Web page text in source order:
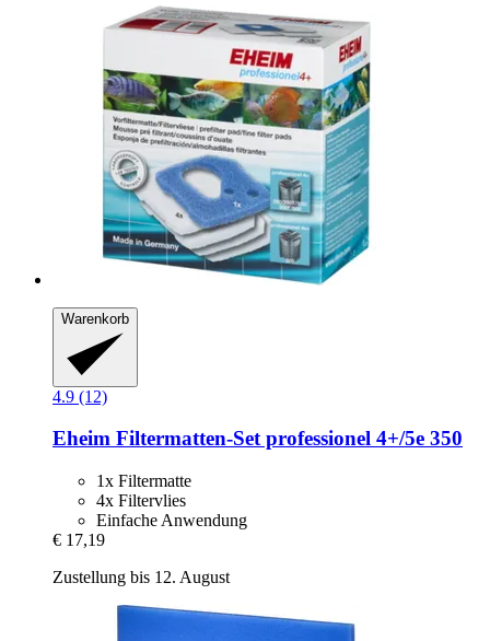
Warenkorb
4.9 (12)
Eheim Filtermatten-​Set professionel 4+/5e 350
1x Filtermatte
4x Filtervlies
Einfache Anwendung
€ 17,19
Zustellung bis 12. August